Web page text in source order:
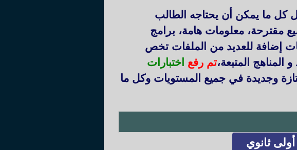
كل ما يمكن أن يحتاجه الطالب
مقترحة، معلومات هامة، برامج
إضافة للعديد من الملفات تخص
المناهج المتبعة،تم رفع اختبارات
وجديدة في جميع المستويات وكل ما
أولى ثانوي